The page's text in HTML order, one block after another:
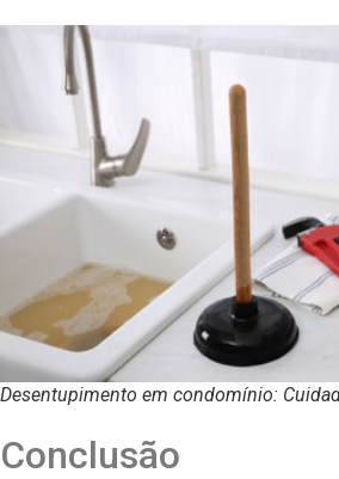
Desentupimento em condomínio:
Conclusão